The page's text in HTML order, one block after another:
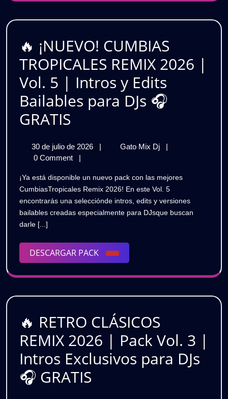
|
Los
Hits
Más
Virales
para
🎧
DJs
🎧
GRATIS
🔥 ¡NUEVO! CUMBIAS
TROPICALES REMIX 2026 |
Vol. 5 | Intros y Edits
Bailables para DJs 🎧
GRATIS
CUMBIAS
TROPICALES
REMIX
2026
Vol.
5
|
Intros
y
Edits
Bailables
para
30 de julio de 2026
30
de
2026
| Gato Mix Dj
🔥
TROPICALES
REMIX
2026
|
Edits
GRATIS
|
0 Comment
|
¡Ya está disponible un nuevo pack con las mejores
CumbiasTropicales Remix 2026! En este Vol. 5
encontrarás una selecciónde intros, edits y versiones
bailables creadas especialmente para DJsque buscan
darle [...]
DESCARGAR PACK
DESCARGAR
PACK
🔥 RETRO CLÁSICOS
REMIX 2026 | Pack Vol. 3 |
Intros Exclusivos para DJs
🎧 GRATIS